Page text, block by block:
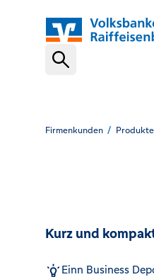
Finanzierung
Firmenkunden Produkte
Kurz und
Einn Business